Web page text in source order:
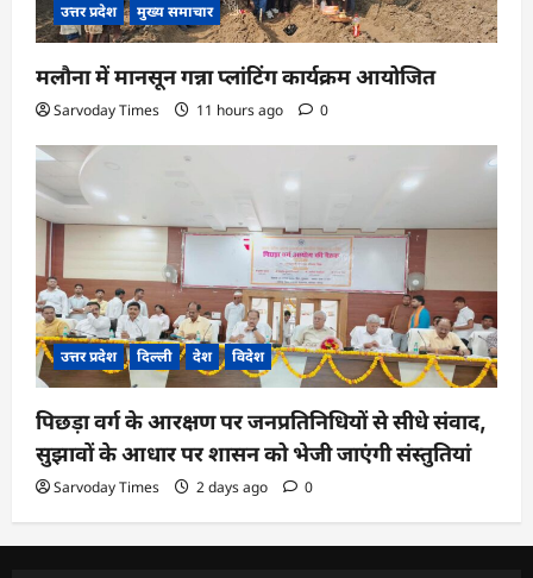
उत्तर प्रदेश मुख्य समाचार
मलौना में मानसून गन्ना प्लांटिंग कार्यक्रम आयोजित
Sarvoday Times 11 hours ago 0
उत्तर प्रदेश दिल्ली देश विदेश
पिछड़ा वर्ग के आरक्षण पर जनप्रतिनिधियों से सीधे संवाद,
सुझावों के आधार पर शासन को भेजी जाएंगी संस्तुतियां
Sarvoday Times 2 days ago 0